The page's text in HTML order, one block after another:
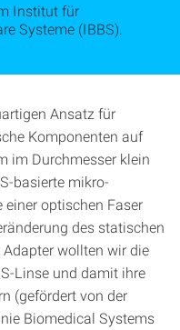
Institut für
Systeme (IBBS).
Ansatz für
Komponenten auf
im Durchmesser klein
basierte mikro-
optischen Faser
des statischen
wollten wir die
Linse und damit ihre
(gefördert von der
Biomedical Systems